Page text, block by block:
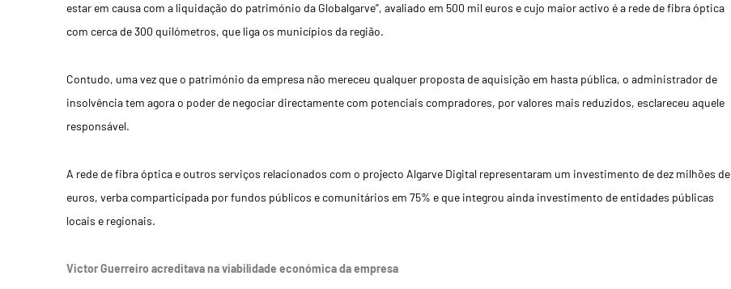
estar em causa com a liquidação do património da Globalgarve”, avaliado em 500 mil euros e cujo maior activo é a rede de fibra óptica
com cerca de 300 quilómetros, que liga os municípios da região.
Contudo, uma vez que o património da empresa não mereceu qualquer proposta de aquisição em hasta pública, o administrador de
insolvência tem agora o poder de negociar directamente com potenciais compradores, por valores mais reduzidos, esclareceu aquele
responsável.
A rede de fibra óptica e outros serviços relacionados com o projecto Algarve Digital representaram um investimento de dez milhões de
euros, verba comparticipada por fundos públicos e comunitários em 75% e que integrou ainda investimento de entidades públicas
locais e regionais.
Victor Guerreiro acreditava na viabilidade económica da empresa